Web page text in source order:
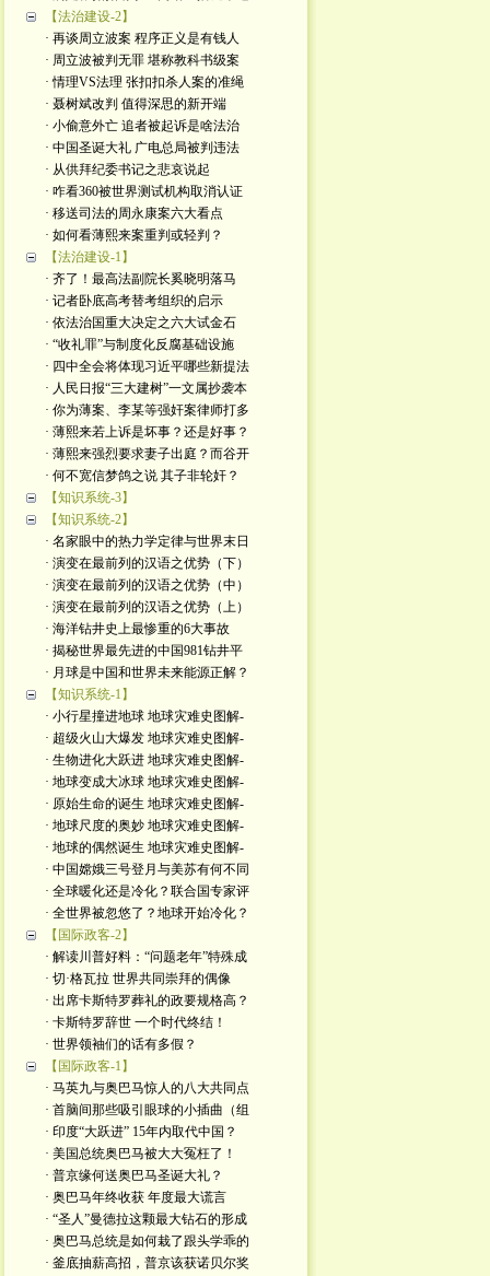
【法治建设-2】
· 再谈周立波案 程序正义是有钱人
· 周立波被判无罪 堪称教科书级案
· 情理VS法理 张扣扣杀人案的准绳
· 聂树斌改判 值得深思的新开端
· 小偷意外亡 追者被起诉是啥法治
· 中国圣诞大礼 广电总局被判违法
· 从供拜纪委书记之悲哀说起
· 咋看360被世界测试机构取消认证
· 移送司法的周永康案六大看点
· 如何看薄熙来案重判或轻判？
【法治建设-1】
· 齐了！最高法副院长奚晓明落马
· 记者卧底高考替考组织的启示
· 依法治国重大决定之六大试金石
· “收礼罪”与制度化反腐基础设施
· 四中全会将体现习近平哪些新提法
· 人民日报“三大建树”一文属抄袭本
· 你为薄案、李某等强奸案律师打多
· 薄熙来若上诉是坏事？还是好事？
· 薄熙来强烈要求妻子出庭？而谷开
· 何不宽信梦鸽之说 其子非轮奸？
【知识系统-3】
【知识系统-2】
· 名家眼中的热力学定律与世界末日
· 演变在最前列的汉语之优势（下）
· 演变在最前列的汉语之优势（中）
· 演变在最前列的汉语之优势（上）
· 海洋钻井史上最惨重的6大事故
· 揭秘世界最先进的中国981钻井平
· 月球是中国和世界未来能源正解？
【知识系统-1】
· 小行星撞进地球 地球灾难史图解-
· 超级火山大爆发 地球灾难史图解-
· 生物进化大跃进 地球灾难史图解-
· 地球变成大冰球 地球灾难史图解-
· 原始生命的诞生 地球灾难史图解-
· 地球尺度的奥妙 地球灾难史图解-
· 地球的偶然诞生 地球灾难史图解-
· 中国嫦娥三号登月与美苏有何不同
· 全球暖化还是冷化？联合国专家评
· 全世界被忽悠了？地球开始冷化？
【国际政客-2】
· 解读川普好料：“问题老年”特殊成
· 切·格瓦拉 世界共同崇拜的偶像
· 出席卡斯特罗葬礼的政要规格高？
· 卡斯特罗辞世 一个时代终结！
· 世界领袖们的话有多假？
【国际政客-1】
· 马英九与奥巴马惊人的八大共同点
· 首脑间那些吸引眼球的小插曲（组
· 印度“大跃进” 15年内取代中国？
· 美国总统奥巴马被大大冤枉了！
· 普京缘何送奥巴马圣诞大礼？
· 奥巴马年终收获 年度最大谎言
· “圣人”曼德拉这颗最大钻石的形成
· 奥巴马总统是如何栽了跟头学乖的
· 釜底抽薪高招，普京该获诺贝尔奖